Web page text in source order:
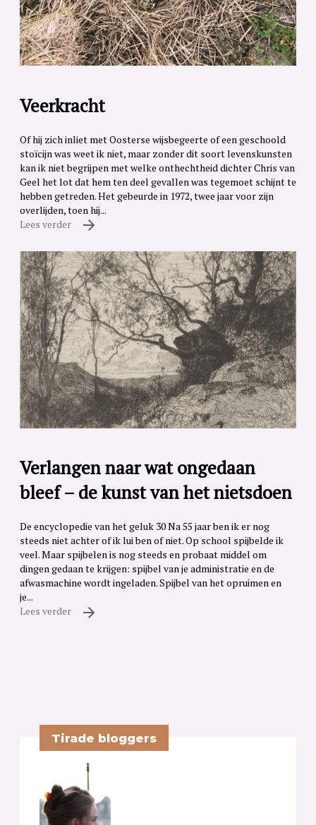
Veerkracht
Of hij zich inliet met Oosterse wijsbegeerte of een geschoold
stoïcijn was weet ik niet, maar zonder dit soort levenskunsten
kan ik niet begrijpen met welke onthechtheid dichter Chris van
Geel het lot dat hem ten deel gevallen was tegemoet schijnt te
hebben getreden. Het gebeurde in 1972, twee jaar voor zijn
overlijden, toen hij...
Lees verder
Verlangen naar wat ongedaan
bleef – de kunst van het nietsdoen
De encyclopedie van het geluk 30 Na 55 jaar ben ik er nog
steeds niet achter of ik lui ben of niet. Op school spijbelde ik
veel. Maar spijbelen is nog steeds en probaat middel om
dingen gedaan te krijgen: spijbel van je administratie en de
afwasmachine wordt ingeladen. Spijbel van het opruimen en
je...
Lees verder
Tirade bloggers